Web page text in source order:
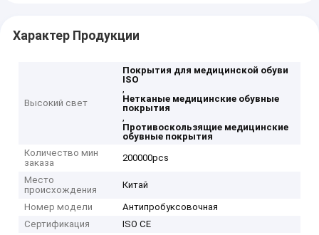
Характер Продукции
Высокий свет
Покрытия для медицинской обуви
ISO
,
Нетканые медицинские обувные
покрытия
,
Противоскользящие медицинские
обувные покрытия
Количество мин
заказа
200000pcs
Место
происхождения
Китай
Номер модели
Антипробуксовочная
Сертификация
ISO CE